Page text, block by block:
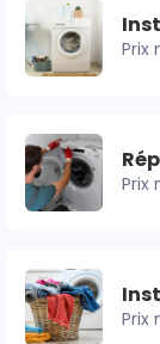
Prix
Prix
Prix